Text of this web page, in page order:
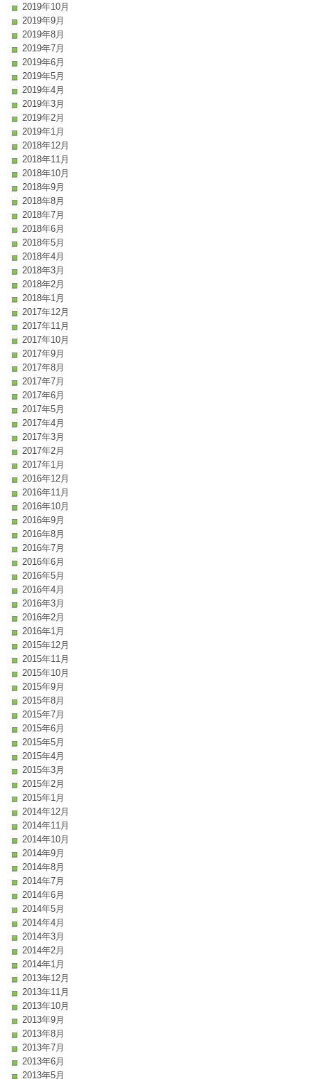
2019年10月
2019年9月
2019年8月
2019年7月
2019年6月
2019年5月
2019年4月
2019年3月
2019年2月
2019年1月
2018年12月
2018年11月
2018年10月
2018年9月
2018年8月
2018年7月
2018年6月
2018年5月
2018年4月
2018年3月
2018年2月
2018年1月
2017年12月
2017年11月
2017年10月
2017年9月
2017年8月
2017年7月
2017年6月
2017年5月
2017年4月
2017年3月
2017年2月
2017年1月
2016年12月
2016年11月
2016年10月
2016年9月
2016年8月
2016年7月
2016年6月
2016年5月
2016年4月
2016年3月
2016年2月
2016年1月
2015年12月
2015年11月
2015年10月
2015年9月
2015年8月
2015年7月
2015年6月
2015年5月
2015年4月
2015年3月
2015年2月
2015年1月
2014年12月
2014年11月
2014年10月
2014年9月
2014年8月
2014年7月
2014年6月
2014年5月
2014年4月
2014年3月
2014年2月
2014年1月
2013年12月
2013年11月
2013年10月
2013年9月
2013年8月
2013年7月
2013年6月
2013年5月